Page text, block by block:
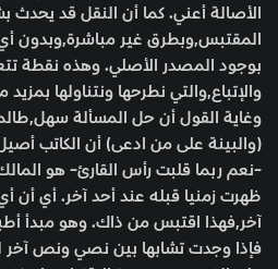
الأصالة أعني. كما أن النقل قد يحدث
المقتبس,وبطرق غير مباشرة,وبدون
بوجود المصدر الأصلي. وهذه نقطة
والإتباع,والتي نطرحها ونتناولها
وغاية القول أن حل المسألة
(والبينة على من ادعى) أن الكاتب
-نعم ربما قلبت رأس القارئ- هو
ظهرت زمنيا قبله عند أحد آخر. أي
آخر,فهذا اقتبس من ذاك. وهو مبدأ
فإذا وجدت تشابها بين نصي ونص آخر